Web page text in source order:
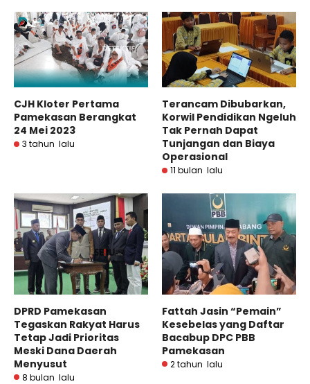
CJH Kloter Pertama
Pamekasan Berangkat
24 Mei 2023
3 tahun lalu
Terancam Dibubarkan,
Korwil Pendidikan Ngeluh
Tak Pernah Dapat
Tunjangan dan Biaya
Operasional
11 bulan lalu
DPRD Pamekasan
Tegaskan Rakyat Harus
Tetap Jadi Prioritas
Meski Dana Daerah
Menyusut
8 bulan lalu
Fattah Jasin “Pemain”
Kesebelas yang Daftar
Bacabup DPC PBB
Pamekasan
2 tahun lalu